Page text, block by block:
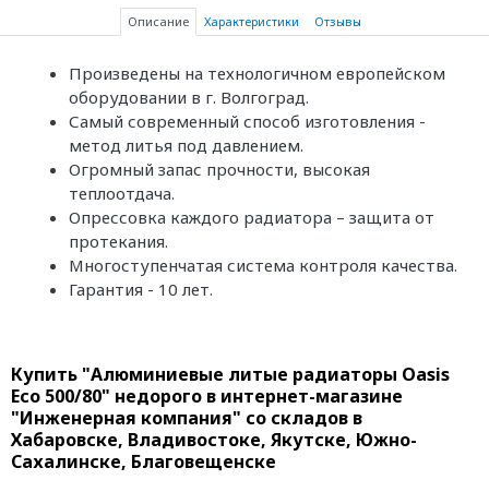
Описание Характеристики Отзывы
Произведены на технологичном европейском
оборудовании в г. Волгоград.
Самый современный способ изготовления -
метод литья под давлением.
Огромный запас прочности, высокая
теплоотдача.
Опрессовка каждого радиатора – защита от
протекания.
Многоступенчатая система контроля качества.
Гарантия - 10 лет.
Купить "Алюминиевые литые радиаторы Oasis
Eco 500/80" недорого в интернет-магазине
"Инженерная компания" со складов в
Хабаровске, Владивостоке, Якутске, Южно-
Сахалинске, Благовещенске